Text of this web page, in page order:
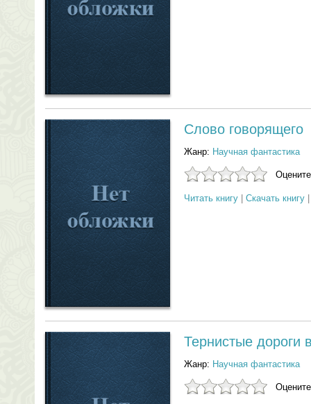
Слово говорящего
Жанр: Научная фантастика
Читать книгу Скачать книгу
Тернистые дороги
Жанр: Научная фантастика